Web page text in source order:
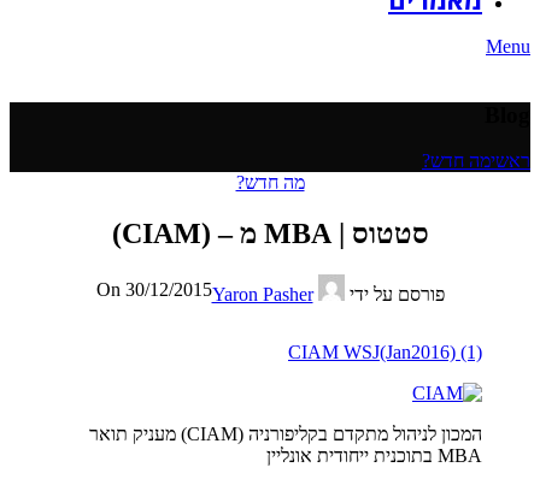
Menu
ראשימה חדש?
מה חדש?
סטטוס | MBA מ – (CIAM)
פורסם על ידי Yaron Pasher
On 30/12/2015
CIAM WSJ(Jan2016) (1)
המכון לניהול מתקדם בקליפורניה (CIAM) מעניק תואר
MBA בתוכנית ייחודית אונליין